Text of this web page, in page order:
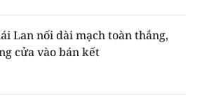
Lan nối dài mạch toàn thắng,
cửa vào bán kết